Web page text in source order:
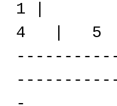
1
4 | 5